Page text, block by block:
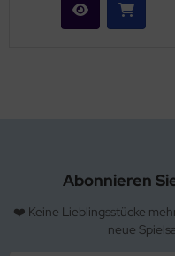
Abonnieren
❤️ Keine Lieblingsstücke
neue